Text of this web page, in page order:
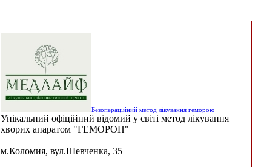
Безопераційний метод лікування геморою
Унікальний офіційний відомий у світі метод лікування
хворих апаратом "ГЕМОРОН"
м.Коломия, вул.Шевченка, 35